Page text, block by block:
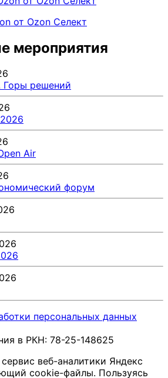
от Ozon Селект
мероприятия
Горы решений
Air
форум
персональных данных
в РКН: 78-25-148625
веб-аналитики Яндекс
cookie-файлы. Пользуясь